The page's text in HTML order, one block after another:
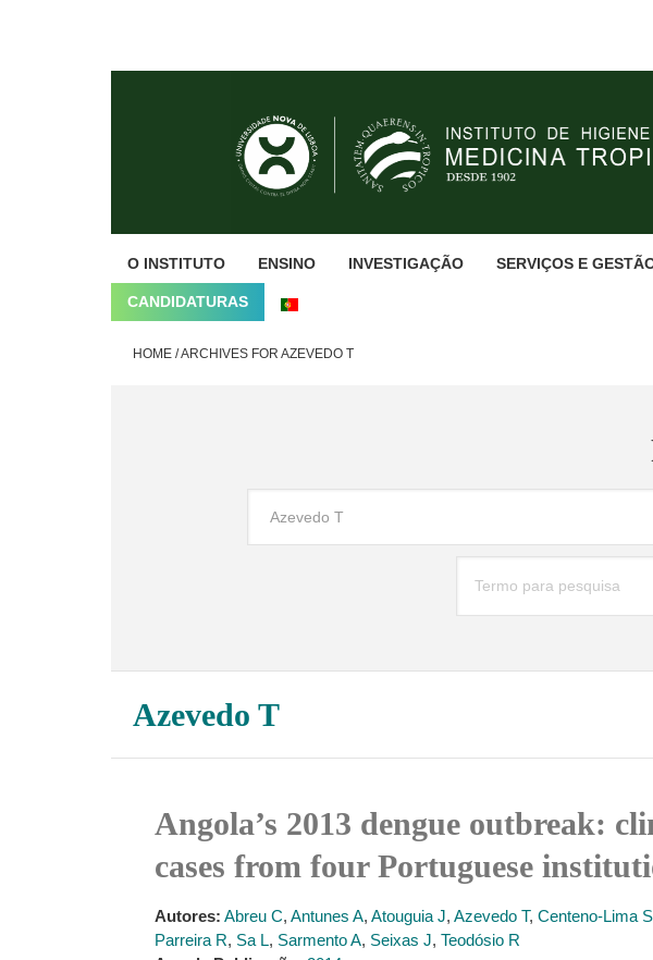
O INSTITUTO ENSINO INVESTIGAÇÃO SERVIÇOS E
CANDIDATURAS
HOME /ARCHIVES FOR AZEVEDO T
Azevedo T
Angola’s 2013 dengue outbreak:
cases from four Portuguese
Autores: Abreu C, Antunes A, Atouguia J, Azevedo T, Centeno-Lima S
Parreira R, Sa L, Sarmento A, Seixas J, Teodósio R